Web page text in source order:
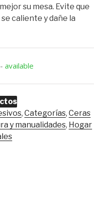
su mesa. Evite que
caliente y dañe la
- available
, Categorías, Ceras
y manualidades, Hogar